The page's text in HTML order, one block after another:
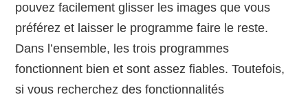
pouvez facilement glisser les images que vous
préférez et laisser le programme faire le reste.
Dans l’ensemble, les trois programmes
fonctionnent bien et sont assez fiables. Toutefois,
si vous recherchez des fonctionnalités